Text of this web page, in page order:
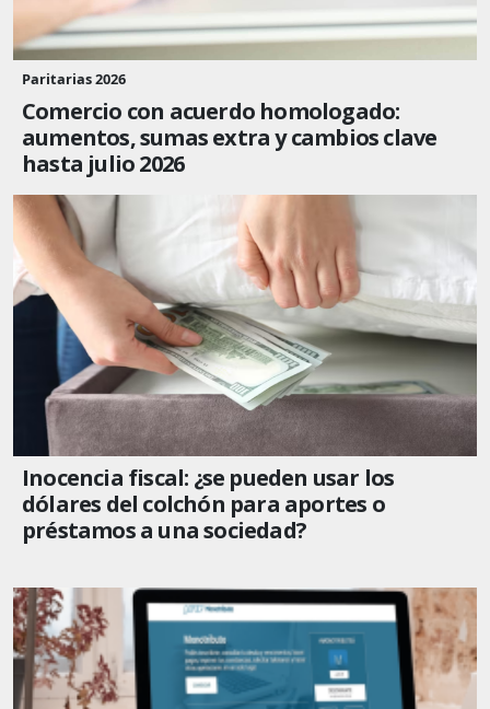
Paritarias 2026
Comercio con acuerdo homologado:
aumentos, sumas extra y cambios clave
hasta julio 2026
Inocencia fiscal: ¿se pueden usar los
dólares del colchón para aportes o
préstamos a una sociedad?